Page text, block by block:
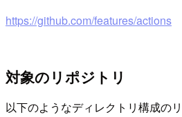
https://github.com/features/actions
対象のリポジトリ
以下のようなディレクトリ構成の